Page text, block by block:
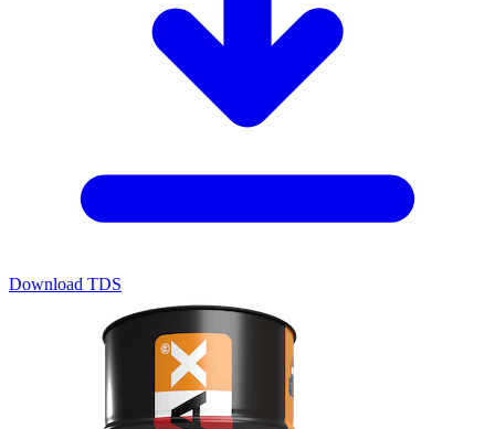
Download TDS